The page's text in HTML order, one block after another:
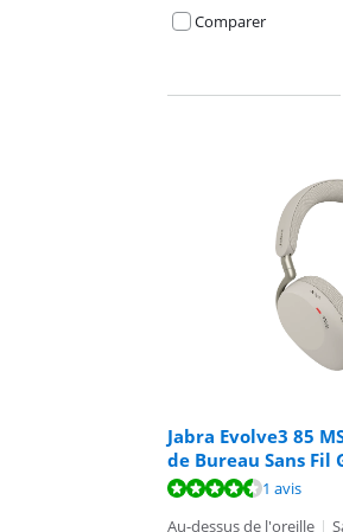
Comparer
Jabra Evolve3 85
de Bureau Sans Fil
La note est de 9,2 sur 10,
1 avis
Au-dessus de l'oreille |
La note est de 7,7 sur 10,